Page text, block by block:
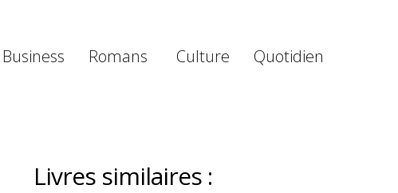
Business Romans Culture Quotidien
Livres similaires :